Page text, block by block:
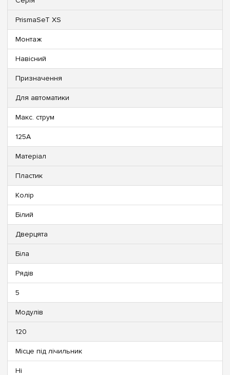
PrismaSeT XS
Монтаж
Навісний
Призначення
Для автоматики
Макс. струм
125А
Матеріал
Пластик
Колір
Білий
Дверцята
Біла
Рядів
5
Модулів
120
Місце під лічильник
Ні